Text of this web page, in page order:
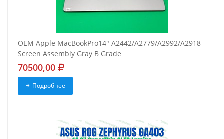
OEM Apple MacBookPro14" A2442/A2779/A2992/A2918
Screen Assembly Gray B Grade
70500,00
Подробнее